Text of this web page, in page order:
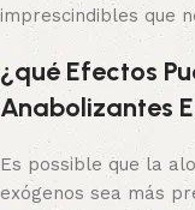
imprescindibles que
¿qué Efectos
Anabolizantes
Es possible que la
exógenos sea más